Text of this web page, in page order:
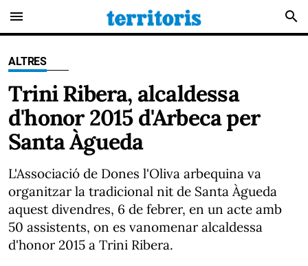
menu search
ALTRES
Trini Ribera, alcaldessa
d'honor 2015 d'Arbeca per
Santa Àgueda
L'Associació de Dones l'Oliva arbequina va
organitzar la tradicional nit de Santa Àgueda
aquest divendres, 6 de febrer, en un acte amb
50 assistents, on es vanomenar alcaldessa
d'honor 2015 a Trini Ribera.